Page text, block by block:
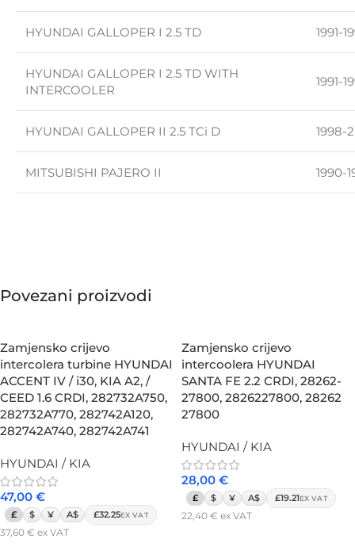
HYUNDAI GALLOPER I 2.5 TD 1991-
HYUNDAI GALLOPER I 2.5 TD WITH
INTERCOOLER
1991-
HYUNDAI GALLOPER II 2.5 TCi D 1998-
MITSUBISHI PAJERO II 1990-
Povezani proizvodi
Zamjensko crijevo
intercolera turbine HYUNDAI
ACCENT IV / i30, KIA A2, /
CEED 1.6 CRDI, 282732A750,
282732A770, 282742A120,
282742A740, 282742A741
HYUNDAI / KIA
47,00 €
£ $ ¥ A$ £32.25EX VAT
37,60 € ex VAT
Zamjensko crijevo
intercoolera HYUNDAI
SANTA FE 2.2 CRDI, 28262-
27800, 2826227800, 28262
27800
HYUNDAI / KIA
28,00 €
£ $ ¥ A$ £19.21EX VAT
22,40 € ex VAT